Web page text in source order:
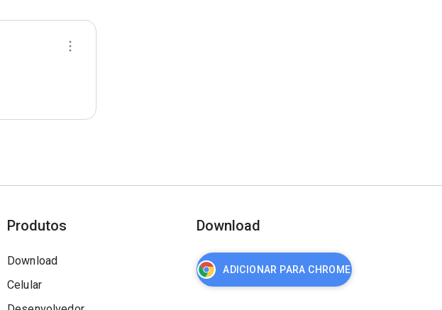
Produtos
Download
Celular
Download
ADICIONAR PARA CHROME